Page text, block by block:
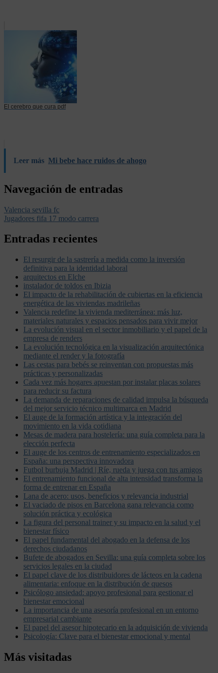
El cerebro que cura pdf
Leer más Mi bebe hace ruidos de ahogo
Navegación de entradas
Valencia sevilla fc
Jugadores fifa 17 modo carrera
Entradas recientes
El resurgir de la sastrería a medida como la inversión
definitiva para la identidad laboral
arquitectos en Elche
instalador de toldos en Ibizia
El impacto de la rehabilitación de cubiertas en la eficiencia
energética de las viviendas madrileñas
Valencia redefine la vivienda mediterránea: más luz,
materiales naturales y espacios pensados para vivir mejor
La evolución visual en el sector inmobiliario y el papel de la
empresa de renders
La evolución tecnológica en la visualización arquitectónica
mediante el render y la fotografía
Las cestas para bebés se reinventan con propuestas más
prácticas y personalizadas
Cada vez más hogares apuestan por instalar placas solares
para reducir su factura
La demanda de reparaciones de calidad impulsa la búsqueda
del mejor servicio técnico multimarca en Madrid
El auge de la formación artística y la integración del
movimiento en la vida cotidiana
Mesas de madera para hostelería: una guía completa para la
elección perfecta
El auge de los centros de entrenamiento especializados en
España: una perspectiva innovadora
Futbol burbuja Madrid | Ríe, rueda y juega con tus amigos
El entrenamiento funcional de alta intensidad transforma la
forma de entrenar en España
Lana de acero: usos, beneficios y relevancia industrial
El vaciado de pisos en Barcelona gana relevancia como
solución práctica y ecológica
La figura del personal trainer y su impacto en la salud y el
bienestar físico
El papel fundamental del abogado en la defensa de los
derechos ciudadanos
Bufete de abogados en Sevilla: una guía completa sobre los
servicios legales en la ciudad
El papel clave de los distribuidores de lácteos en la cadena
alimentaria: enfoque en la distribución de quesos
Psicólogo ansiedad: apoyo profesional para gestionar el
bienestar emocional
La importancia de una asesoría profesional en un entorno
empresarial cambiante
El papel del asesor hipotecario en la adquisición de vivienda
Psicología: Clave para el bienestar emocional y mental
Más visitadas